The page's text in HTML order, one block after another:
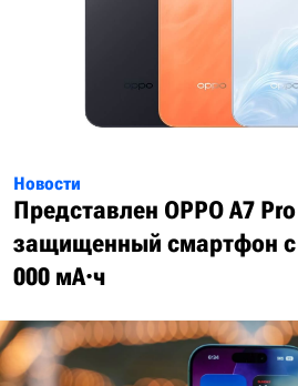
Новости
Представлен OPPO A7
защищенный смартфон с
000 мА·ч